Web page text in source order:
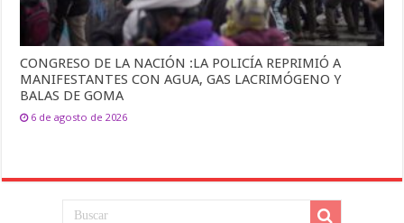
CONGRESO DE LA NACIÓN :LA POLICÍA REPRIMIÓ A
MANIFESTANTES CON AGUA, GAS LACRIMÓGENO Y
BALAS DE GOMA
6 de agosto de 2026